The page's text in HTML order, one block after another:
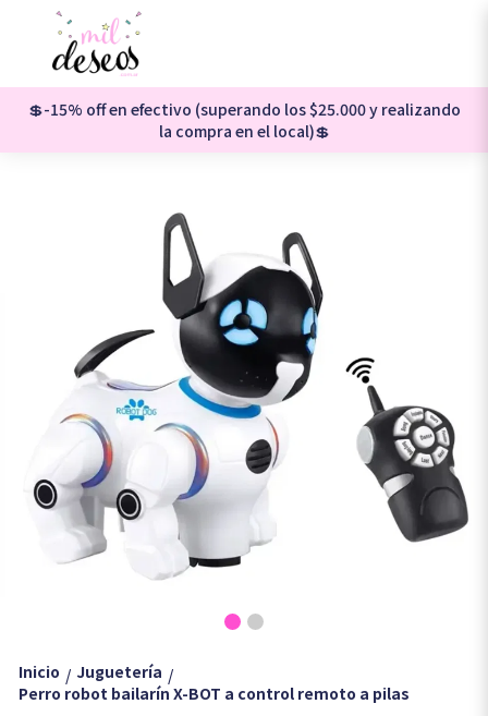
💲-15% off en efectivo (superando los $25.000 y realizando
la compra en el local)💲
Inicio / Juguetería /
Perro robot bailarín X-BOT a control remoto a pilas